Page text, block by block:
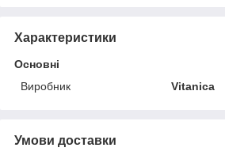
Характеристики
Основні
Виробник
Vitanica
Умови доставки